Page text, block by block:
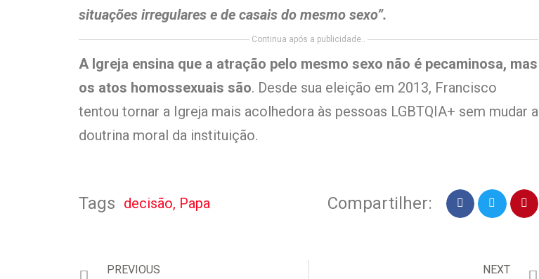
situações irregulares e de casais do mesmo sexo”.
Continua após a publicidade..
A Igreja ensina que a atração pelo mesmo sexo não é pecaminosa, mas
os atos homossexuais são. Desde sua eleição em 2013, Francisco
tentou tornar a Igreja mais acolhedora às pessoas LGBTQIA+ sem mudar a
doutrina moral da instituição.
Tags decisão, Papa Compartilher:
PREVIOUS
NEXT